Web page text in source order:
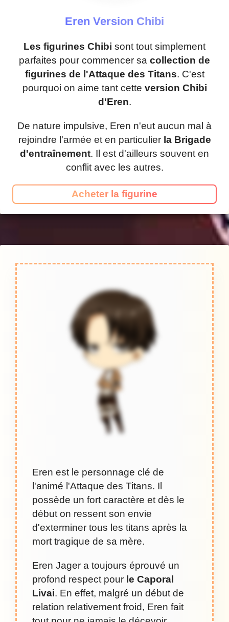
Eren Version Chibi
Les figurines Chibi sont tout simplement
parfaites pour commencer sa collection de
figurines de l'Attaque des Titans. C'est
pourquoi on aime tant cette version Chibi
d'Eren.
De nature impulsive, Eren n'eut aucun mal à
rejoindre l'armée et en particulier la Brigade
d'entraînement. Il est d'ailleurs souvent en
conflit avec les autres.
Acheter la figurine
Eren est le personnage clé de
l'animé l'Attaque des Titans. Il
possède un fort caractère et dès le
début on ressent son envie
d'exterminer tous les titans après la
mort tragique de sa mère.
Eren Jager a toujours éprouvé un
profond respect pour le Caporal
Livai. En effet, malgré un début de
relation relativement froid, Eren fait